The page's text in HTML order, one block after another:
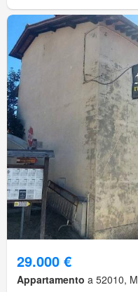
29.000 €
Appartamento a 52010,